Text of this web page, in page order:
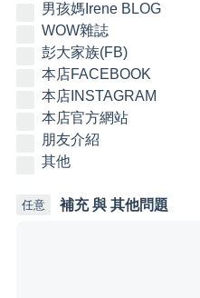
男孩媽Irene BLOG
WOW雜誌
彭大家族(FB)
本店FACEBOOK
本店INSTAGRAM
本店官方網站
朋友介紹
其他
補充 與 其他問題